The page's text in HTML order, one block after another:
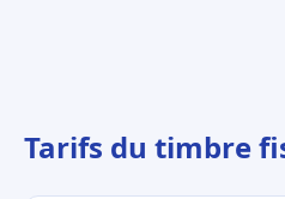
Tarifs du timbre